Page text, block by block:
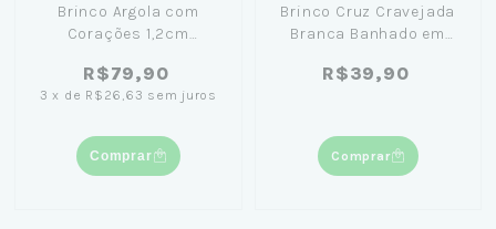
Brinco Argola com
Corações 1,2cm
R$79,90
3 x de R$26,63 sem juros
Comprar
Brinco Cruz Cravejada
Branca Banhado em
R$39,90
Comprar